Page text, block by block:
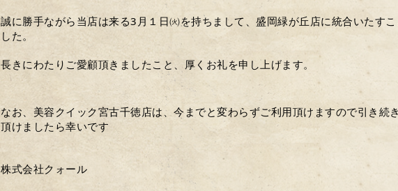
誠に勝手ながら当店は来る3月１日㈫を持ちまして、盛岡緑が丘店に統合いたすこ
した。
長きにわたりご愛顧頂きましたこと、厚くお礼を申し上げます。
なお、美容クイック宮古千徳店は、今までと変わらずご利用頂けますので引き続
頂けましたら幸いです
株式会社クォール